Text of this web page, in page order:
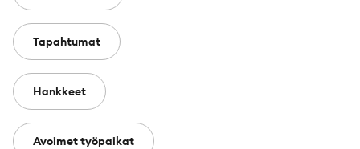
Tapahtumat
Hankkeet
Avoimet työpaikat